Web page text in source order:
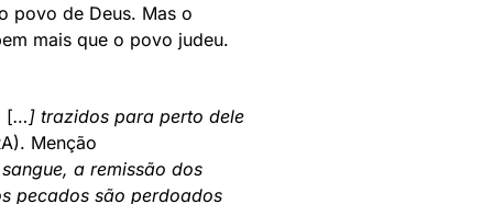
povo de Deus. Mas o
mais que o povo judeu.
[…] trazidos para perto dele
Menção
a remissão dos
pecados são perdoados